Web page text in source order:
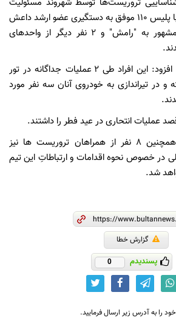
پذیر طی تماس به موقع با پلیس ۱۱۰ موفق به دستگیری عضو ارشد داعش
با هویت "محمد ذاکر" مشهور به "رامش" و ۲ نفر دیگر از واحدهای
این مقام ارشد انتظامی افزود: این افراد طی ۲ عملیات جداگانه در تور
و در تیراندازی به خودروی آنان سه نفر مورد
عملیات انتحاری در عید فطر را داشتند.
سخنگوی پلیس گفت: همچنین ۸ نفر از همراهان تروریست ها نیز
در خصوص نحوه اقدامات و ارتباطاتِ این تیم
شد.
گزارش خطا
پسندیدم 0
را به آدرس زیر ارسال فرمایید.